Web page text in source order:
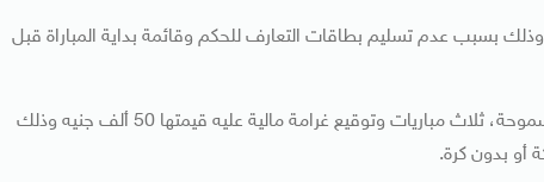
على فريق زد أف سي قيمتها 20 ألف جنيه وذلك بسبب عدم تسليم بطاقات التعارف للحكم وقائمة بداية المباراة قبل
مباراة سموحة و الجونة: إيقاف صامويل أمادي، لاعب فريق سموحة، ثلاث مباريات وتوقيع غرامة مالية عليه قيمتها 50 ألف جنيه وذلك
أو بدون كرة.